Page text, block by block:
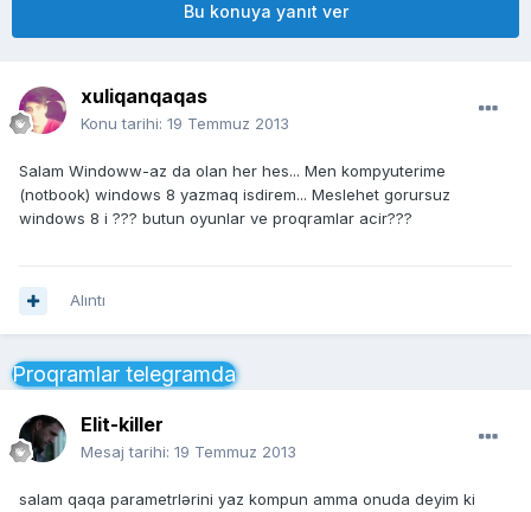
Bu konuya yanıt ver
xuliqanqaqas
Konu tarihi: 19 Temmuz 2013
Salam Windoww-az da olan her hes... Men kompyuterime
(notbook) windows 8 yazmaq isdirem... Meslehet gorursuz
windows 8 i ??? butun oyunlar ve proqramlar acir???
Alıntı
Proqramlar telegramda
Elit-killer
Mesaj tarihi: 19 Temmuz 2013
salam qaqa parametrlərini yaz kompun amma onuda deyim ki